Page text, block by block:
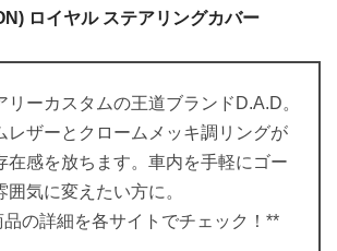
ロイヤル ステアリングカバー
リーカスタムの王道ブランドD.A.D。
レザーとクロームメッキ調リングが
在感を放ちます。車内を手軽にゴー
囲気に変えたい方に。
の詳細を各サイトでチェック！**